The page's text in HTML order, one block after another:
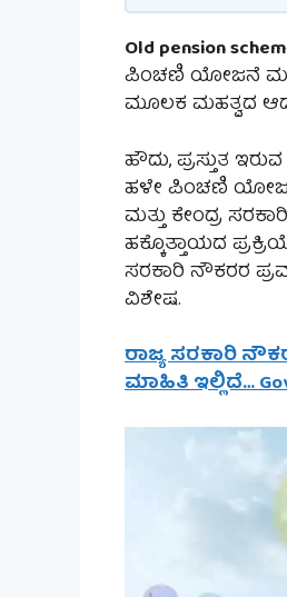
Old pension
ಪಿಂಚಣಿ ಯೋಜನೆ
ಮೂಲಕ ಮಹತ್ವದ
ಹೌದು, ಪ್ರಸ್ತುತ
ಹಳೇ ಪಿಂಚಣಿ
ಮತ್ತು ಕೇಂದ್ರ
ಹಕ್ಕೊತ್ತಾಯದ
ಸರಕಾರಿ ನೌಕರರ
ವಿಶೇಷ.
ರಾಜ್ಯ ಸರಕಾರಿ
ಮಾಹಿತಿ ಇಲ್ಲಿದೆ…